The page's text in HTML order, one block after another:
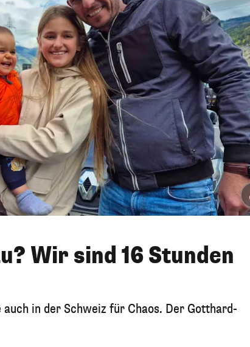
Wir sind 16 Stunden
in der Schweiz für Chaos. Der Gotthard-